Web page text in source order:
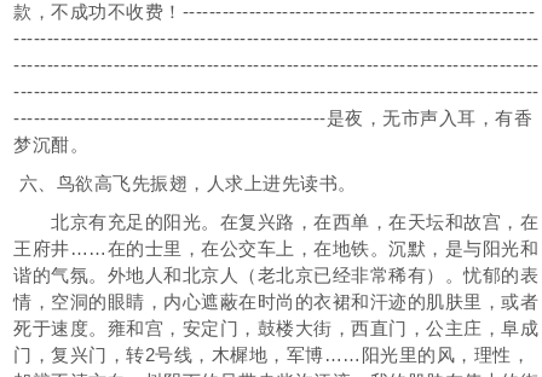
款，不成功不收费！-----------------------------------------------------
-------------------------------------------------------------------------------
-------------------------------------------------------------------------------
-------------------------------------------------------------------------------
-----------------------------------------------是夜，无市声入耳，有香
梦沉酣。
六、鸟欲高飞先振翅，人求上进先读书。
北京有充足的阳光。在复兴路，在西单，在天坛和故宫，在
王府井……在的士里，在公交车上，在地铁。沉默，是与阳光和
谐的气氛。外地人和北京人（老北京已经非常稀有）。忧郁的表
情，空洞的眼睛，内心遮蔽在时尚的衣裙和汗迹的肌肤里，或者
死于速度。雍和宫，安定门，鼓楼大街，西直门，公主庄，阜成
门，复兴门，转2号线，木樨地，军博……阳光里的风，理性，